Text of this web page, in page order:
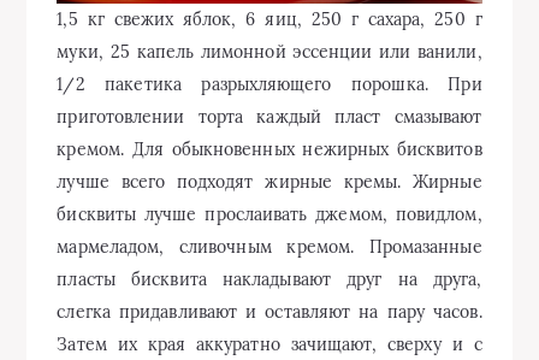
1,5 кг свежих яблок, 6 яиц, 250 г сахара, 250 г
муки, 25 капель лимонной эссенции или ванили,
1/2 пакетика разрыхляющего порошка. При
приготовлении торта каждый пласт смазывают
кремом. Для обыкновенных нежирных бисквитов
лучше всего подходят жирные кремы. Жирные
бисквиты лучше прослаивать джемом, повидлом,
мармеладом, сливочным кремом. Промазанные
пласты бисквита накладывают друг на друга,
слегка придавливают и оставляют на пару часов.
Затем их края аккуратно зачищают, сверху и с